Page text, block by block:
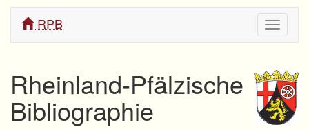
ein/
RPB
Rheinland-Pfälzische
Bibliographie